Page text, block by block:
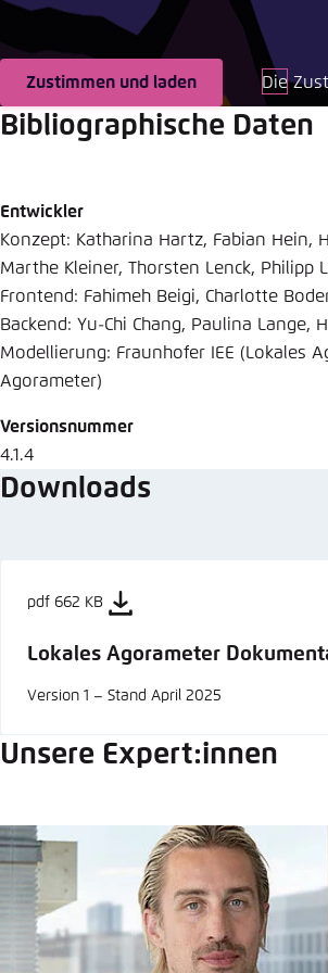
Die
Zustimmen und laden
Bibliographische Daten
Entwickler
Konzept: Katharina Hartz, Fabian Hein,
Marthe Kleiner, Thorsten Lenck, Philipp
Frontend: Fahimeh Beigi, Charlotte
Backend: Yu-Chi Chang, Paulina Lange,
Modellierung: Fraunhofer IEE (Lokales
Agorameter)
Versionsnummer
4.1.4
Downloads
pdf 662 KB
Lokales Agorameter
Version 1 – Stand April 2025
Unsere Expert:innen